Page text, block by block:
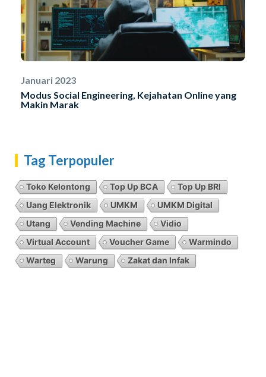
Januari 2023
Modus Social Engineering, Kejahatan Online yang
Makin Marak
Tag Terpopuler
Toko Kelontong Top Up BCA
Top Up BRI
Uang Elektronik
UMKM
UMKM Digital
Utang
Vending Machine
Vidio
Virtual Account
Voucher Game
Warmindo
Warteg
Warung Zakat dan Infak